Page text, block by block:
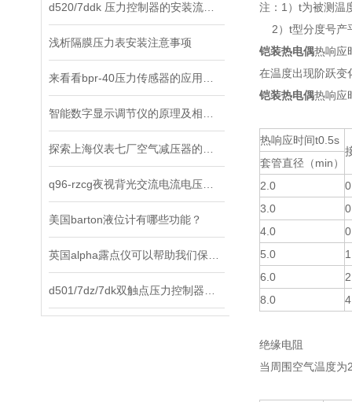
浅析隔膜压力表安装注意事项
美国barton液位计有哪些功能？
注：1）t为被测温
2）t型分度号产
铠装热电偶热响应
在温度出现阶跃变
铠装热电偶热响应
热响应时间t0.5s
套管直径（min）
2.0
3.0
4.0
5.0
6.0
8.0
绝缘电阻
当周围空气温度